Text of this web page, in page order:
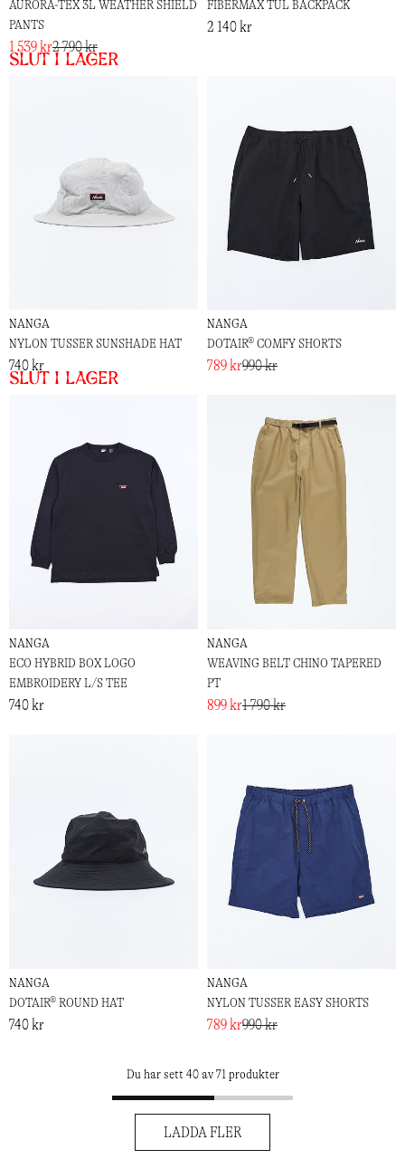
AURORA-TEX 3L WEATHER SHIELD
PANTS
1 539 kr2 790 kr
Slut i lager
FIBERMAX TUL BACKPACK
2 140 kr
NANGA
NYLON TUSSER SUNSHADE HAT
740 kr
Slut i lager
NANGA
DOTAIR® COMFY SHORTS
789 kr990 kr
NANGA
ECO HYBRID BOX LOGO
EMBROIDERY L/S TEE
740 kr
NANGA
WEAVING BELT CHINO TAPERED
PT
899 kr1 790 kr
NANGA
DOTAIR® ROUND HAT
740 kr
NANGA
NYLON TUSSER EASY SHORTS
789 kr990 kr
Du har sett 40 av 71 produkter
LADDA FLER